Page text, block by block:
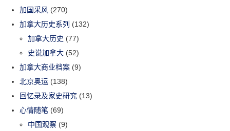
加国采风 (270)
加拿大历史系列 (132)
加拿大历史 (77)
史说加拿大 (52)
加拿大商业档案 (9)
北京奥运 (138)
回忆录及家史研究 (13)
心情随笔 (69)
中国观察 (9)